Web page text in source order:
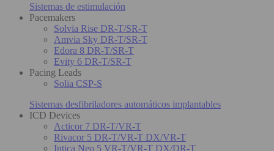
Sistemas de estimulación
Pacemakers
Solvia Rise DR-T/SR-T
Amvia Sky DR-T/SR-T
Edora 8 DR-T/SR-T
Evity 6 DR-T/SR-T
Pacing Leads
Solia CSP-S
Sistemas desfibriladores automáticos implantables
ICD Devices
Acticor 7 DR-T/VR-T
Rivacor 5 DR-T/VR-T DX/VR-T
Intica Neo 5 VR-T/VR-T DX/DR-T